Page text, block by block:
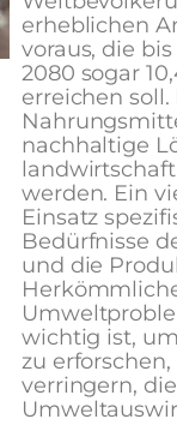
erheblichen
voraus, die
2080 sogar
erreichen
nachhaltige
werden. Ein
Einsatz
Bedürfnisse
und die
wichtig ist,
zu
verringern,